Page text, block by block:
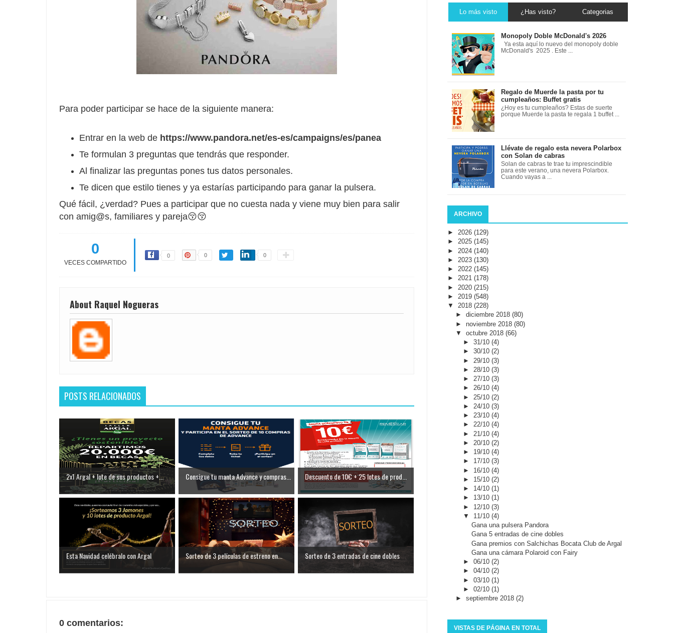
Para poder participar se hace de la siguiente manera:
Entrar en la web de https://www.pandora.net/es-es/campaigns/es/panea
Te formulan 3 preguntas que tendrás que responder.
Al finalizar las preguntas pones tus datos personales.
Te dicen que estilo tienes y ya estarías participando para ganar la pulsera.
Qué fácil, ¿verdad? Pues a participar que no cuesta nada y viene muy bien para salir
con amig@s, familiares y pareja😚😚
0
VECES COMPARTIDO
0 0 0
About Raquel Nogueras
POSTS RELACIONADOS
2x1 Argal + lote de sus productos +... Consigue tu manta Advance y compras... Descuento de 10€ + 25 lotes de prod...
Esta Navidad celébralo con Argal Sorteo de 3 películas de estreno en... Sorteo de 3 entradas de cine dobles
0 comentarios:
Lo más visto ¿Has visto? Categorias
Monopoly Doble McDonald's 2026
Ya esta aquí lo nuevo del monopoly doble
McDonald's 2025 . Este ...
Regalo de Muerde la pasta por tu
cumpleaños: Buffet gratis
¿Hoy es tu cumpleaños? Estas de suerte
porque Muerde la pasta te regala 1 buffet ...
Llévate de regalo esta nevera Polarbox
con Solan de cabras
Solan de cabras te trae tu imprescindible
para este verano, una nevera Polarbox.
Cuando vayas a ...
ARCHIVO
► 2026 (129)
► 2025 (145)
► 2024 (140)
► 2023 (130)
► 2022 (145)
► 2021 (178)
► 2020 (215)
► 2019 (548)
▼ 2018 (228)
► diciembre 2018 (80)
► noviembre 2018 (80)
▼ octubre 2018 (66)
►31/10(4)
►30/10(2)
► 29/10(3)
► 28/10(3)
►27/10(3)
►26/10(4)
► 25/10(2)
► 24/10(3)
►23/10(4)
►22/10(4)
► 21/10(4)
► 20/10(2)
► 19/10(4)
► 17/10(3)
► 16/10(4)
► 15/10(2)
► 14/10(1)
► 13/10(1)
► 12/10(3)
▼ 11/10(4)
Gana una pulsera Pandora
Gana 5 entradas de cine dobles
Gana premios con Salchichas Bocata Club de Argal
Gana una cámara Polaroid con Fairy
►06/10(2)
►04/10(2)
►03/10(1)
►02/10(1)
► septiembre 2018 (2)
VISTAS DE PÁGINA EN TOTAL